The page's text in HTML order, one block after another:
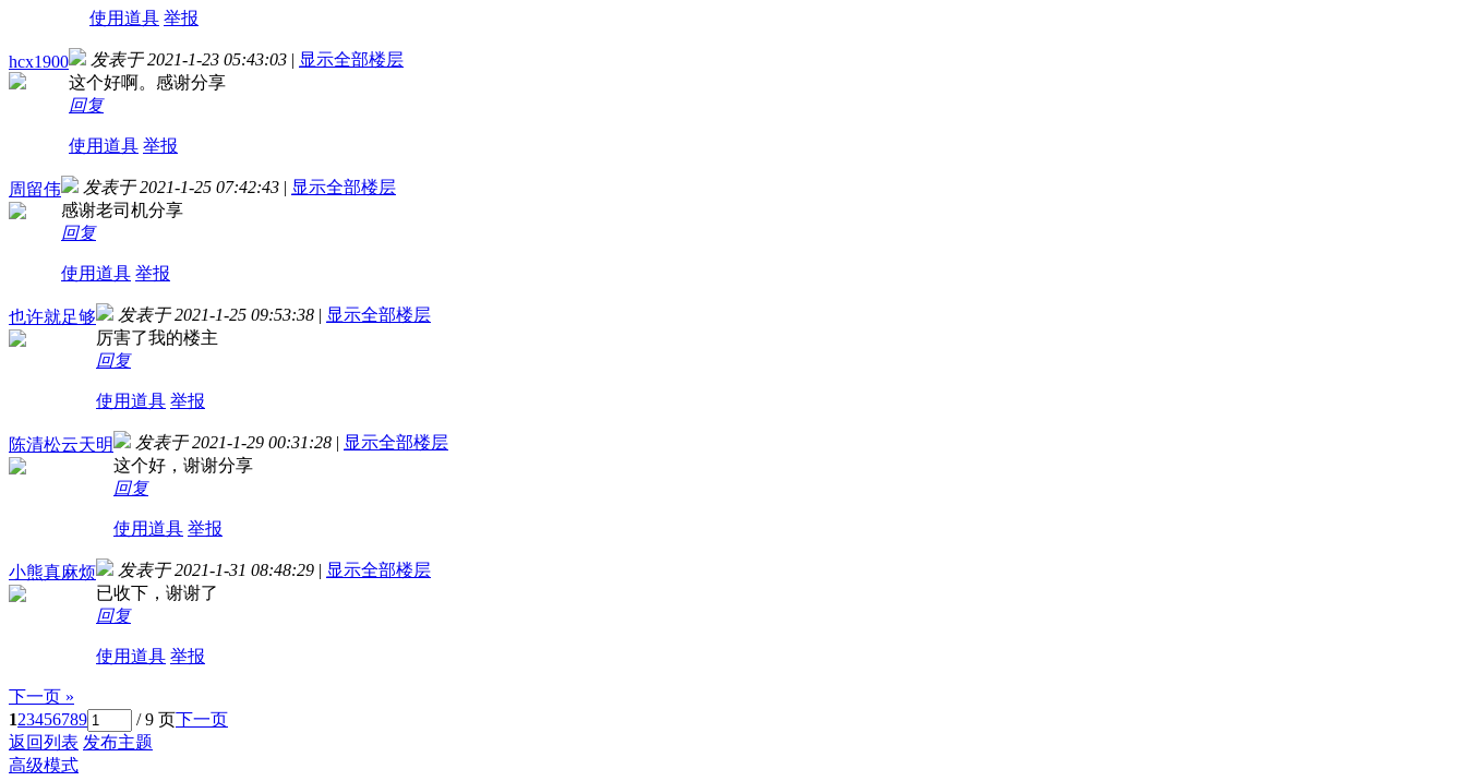
使用道具 举报
hcx1900 发表于 2021-1-23 05:43:03 | 显示全部楼层
这个好啊。感谢分享
回复
使用道具 举报
周留伟 发表于 2021-1-25 07:42:43 | 显示全部楼层
感谢老司机分享
回复
使用道具 举报
也许就足够 发表于 2021-1-25 09:53:38 | 显示全部楼层
厉害了我的楼主
回复
使用道具 举报
陈清松云天明 发表于 2021-1-29 00:31:28 | 显示全部楼层
这个好，谢谢分享
回复
使用道具 举报
小熊真麻烦 发表于 2021-1-31 08:48:29 | 显示全部楼层
已收下，谢谢了
回复
使用道具 举报
下一页 »
123456789 / 9 页下一页
返回列表 发布主题
高级模式